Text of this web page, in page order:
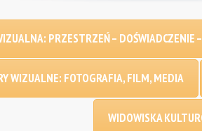
PRZESTRZEŃ – DOŚWIADCZENIE
WIZUALNE: FOTOGRAFIA, FILM, MEDIA
WIDOWISKA